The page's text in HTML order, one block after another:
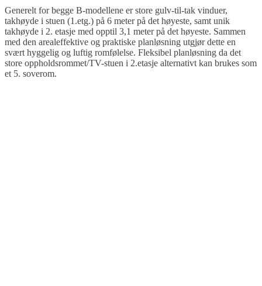
Generelt for begge B-modellene er store gulv-til-tak vinduer,
takhøyde i stuen (1.etg.) på 6 meter på det høyeste, samt unik
takhøyde i 2. etasje med opptil 3,1 meter på det høyeste. Sammen
med den arealeffektive og praktiske planløsning utgjør dette en
svært hyggelig og luftig romfølelse. Fleksibel planløsning da det
store oppholdsrommet/TV-stuen i 2.etasje alternativt kan brukes som
et 5. soverom.